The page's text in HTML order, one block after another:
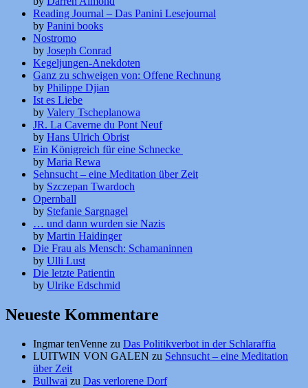
Reading Journal – Das Panini Lesejournal
by Panini books
Nostromo
by Joseph Conrad
Kegeljungen-Anekdoten
Ganz zu schweigen von: Offene Rechnung
by Philippe Djian
Ist es Liebe
by Valery Tscheplanowa
JR. La Caverne du Pont Neuf
by Hans Ulrich Obrist
Ein Königreich für eine Schnecke
by Maria Rewa
Sehnsucht – eine Meditation über Zeit
by Szczepan Twardoch
Opernball
by Stefanie Sargnagel
… und dann wurden sie Nazis
by Martin Haidinger
Die Frau als Mensch: Schamaninnen
by Ulli Lust
Die letzte Patientin
by Ulrike Edschmid
Neueste Kommentare
Ingmar tenVenne zu Das Politikverbot in der Schlaraffia
LUITWIN VON GALEN zu Sehnsucht – eine Meditation
über Zeit
Bullwai zu Das verlorene Dorf